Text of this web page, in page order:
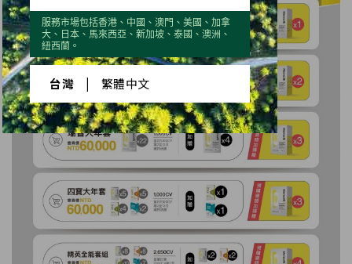
服務市場包括香港、中國、澳門、美國、加拿
大、日本、馬來西亞、新加坡、泰國、澳洲、
紐西蘭。
台灣 | 繁體中文